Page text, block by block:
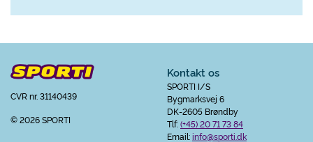
CVR nr. 31140439
© 2026 SPORTI
Kontakt os
SPORTI I/S
Bygmarksvej 6
DK-2605 Brøndby
Tlf:(+45) 20 71 73 84
Email:info@sporti.dk